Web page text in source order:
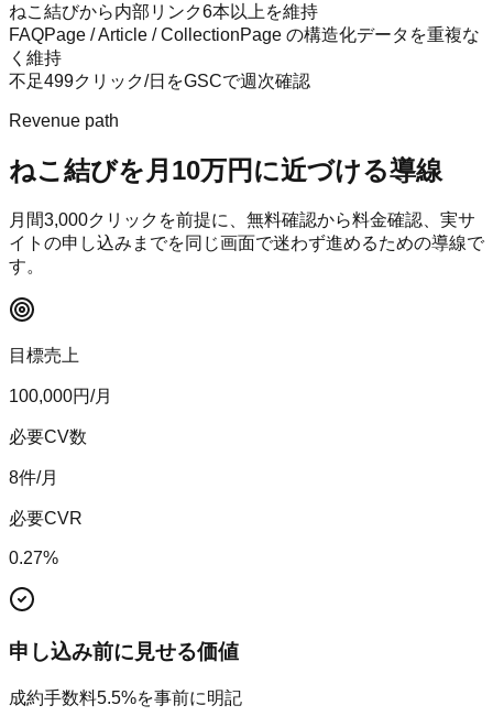
ねこ結びから内部リンク6本以上を維持
FAQPage / Article / CollectionPage の構造化データを重複な
く維持
不足499クリック/日をGSCで週次確認
Revenue path
ねこ結びを月10万円に近づける導線
月間3,000クリックを前提に、無料確認から料金確認、実サ
イトの申し込みまでを同じ画面で迷わず進めるための導線で
す。
目標売上
100,000円/月
必要CV数
8件/月
必要CVR
0.27%
申し込み前に見せる価値
成約手数料5.5%を事前に明記